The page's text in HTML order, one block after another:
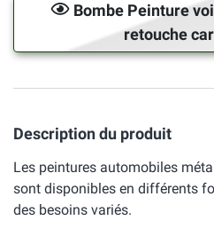
Bombe Peinture
retouche
Description du produit
Les peintures automobiles
sont disponibles en différents
des besoins variés.